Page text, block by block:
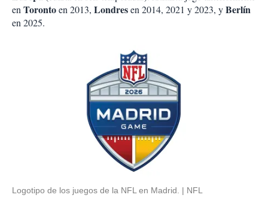
enTorontoen 2013, Londresen 2014, 2021 y 2023, yBerlín
en 2025.
Logotipo de los juegos de la NFL en Madrid. NFL